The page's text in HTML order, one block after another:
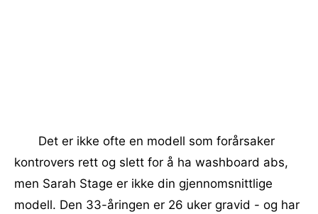
Det er ikke ofte en modell som forårsaker
kontrovers rett og slett for å ha washboard abs,
men Sarah Stage er ikke din gjennomsnittlige
modell. Den 33-åringen er 26 uker gravid - og har